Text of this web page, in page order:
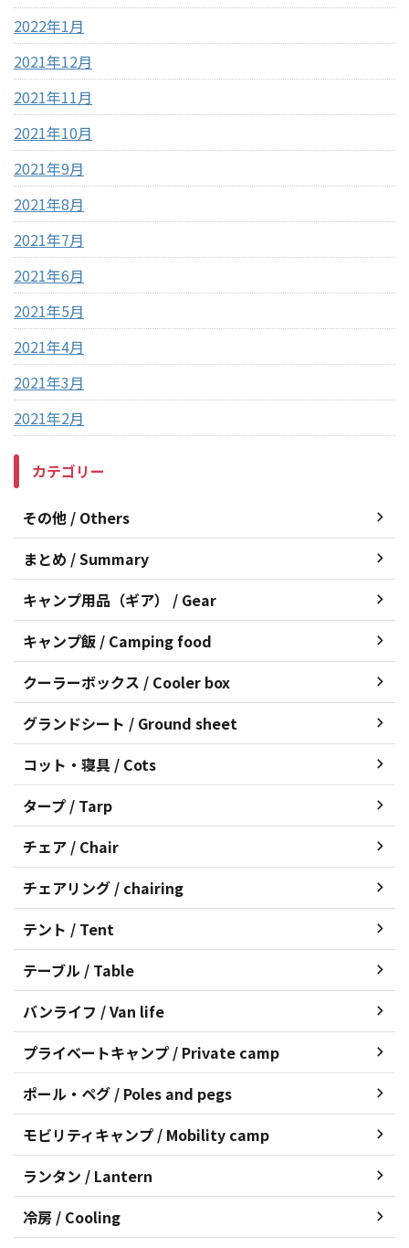
2022年1月
2021年12月
2021年11月
2021年10月
2021年9月
2021年8月
2021年7月
2021年6月
2021年5月
2021年4月
2021年3月
2021年2月
カテゴリー
その他 / Others
まとめ / Summary
キャンプ用品（ギア） / Gear
キャンプ飯 / Camping food
クーラーボックス / Cooler box
グランドシート / Ground sheet
コット・寝具 / Cots
タープ / Tarp
チェア / Chair
チェアリング / chairing
テント / Tent
テーブル / Table
バンライフ / Van life
プライベートキャンプ / Private camp
ポール・ペグ / Poles and pegs
モビリティキャンプ / Mobility camp
ランタン / Lantern
冷房 / Cooling